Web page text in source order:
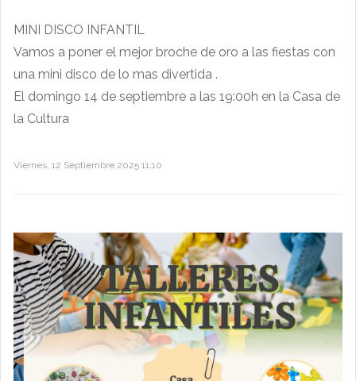
MINI DISCO INFANTIL
Vamos a poner el mejor broche de oro a las fiestas con
una mini disco de lo mas divertida .
El domingo 14 de septiembre a las 19:00h en la Casa de
la Cultura
Viernes, 12 Septiembre 2025 11:10